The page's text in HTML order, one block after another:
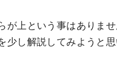
が上という事はありま
し解説してみようと思